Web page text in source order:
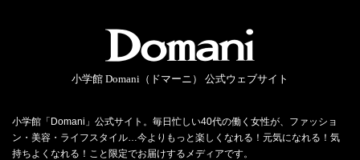
小学館 Domani（ドマーニ） 公式ウェブサイト
小学館「Domani」公式サイト。毎日忙しい40代の働く女性が、ファッショ
ン・美容・ライフスタイル…今よりもっと楽しくなれる！元気になれる！気
持ちよくなれる！こと限定でお届けするメディアです。